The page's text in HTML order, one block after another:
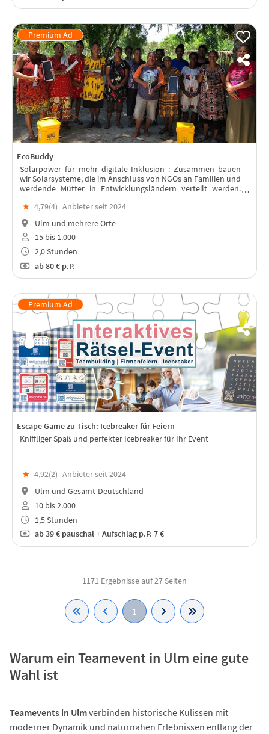
EcoBuddy
Solarpower für mehr digitale Inklusion : Zusammen bauen
wir Solarsysteme, die im Anschluss von NGOs an Familien und
werdende Mütter in Entwicklungsländern verteilt werden.
★ 4,79(4) Anbieter seit 2024
Ulm und mehrere Orte
15 bis 1.000
2,0 Stunden
ab80 € p.P.
Escape Game zu Tisch: Icebreaker für Feiern
Kniffliger Spaß und perfekter Icebreaker für Ihr Event
★ 4,92(2) Anbieter seit 2024
Ulm und Gesamt-Deutschland
10 bis 2.000
1,5 Stunden
ab39 € pauschal + Aufschlag p.P. 7 €
1171 Ergebnisse auf 27 Seiten
1
Warum ein Teamevent in Ulm eine gute
Wahl ist
Teamevents in Ulmverbinden historische Kulissen mit
moderner Dynamik und naturnahen Erlebnissen entlang der